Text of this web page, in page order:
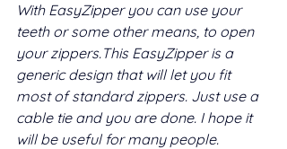
With EasyZipper you can use your
teeth or some other means, to open
your zippers.This EasyZipper is a
generic design that will let you fit
most of standard zippers. Just use a
cable tie and you are done. I hope it
will be useful for many people.